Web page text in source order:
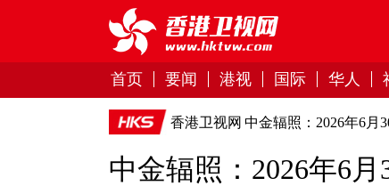
首页 要闻 港视 国际 华人
香港卫视网 中金辐照：2026年6月
中金辐照：2026年6月